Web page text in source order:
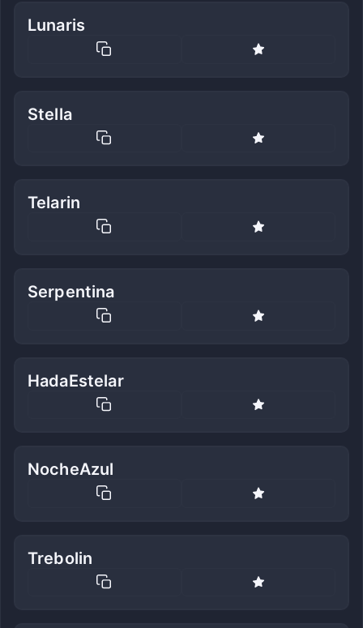
Lunaris
Stella
Telarin
Serpentina
HadaEstelar
NocheAzul
Trebolin